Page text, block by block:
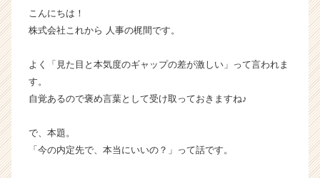
チ
ー・
長
ら
こんにちは！
株式会社これから 人事の梶間です。
よく「見た目と本気度のギャップの差が激しい」って言われま
す。
自覚あるので褒め言葉として受け取っておきますね♪
で、本題。
「今の内定先で、本当にいいの？」って話です。